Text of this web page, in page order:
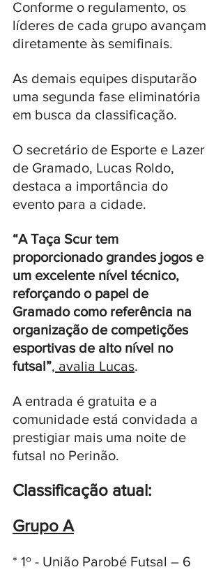
Conforme o regulamento, os
líderes de cada grupo avançam
diretamente às semifinais.
As demais equipes disputarão
uma segunda fase eliminatória
em busca da classificação.
O secretário de Esporte e Lazer
de Gramado, Lucas Roldo,
destaca a importância do
evento para a cidade.
“A Taça Scur tem
proporcionado grandes jogos e
um excelente nível técnico,
reforçando o papel de
Gramado como referência na
organização de competições
esportivas de alto nível no
futsal”, avalia Lucas.
A entrada é gratuita e a
comunidade está convidada a
prestigiar mais uma noite de
futsal no Perinão.
Classificação atual:
Grupo A
* 1º - União Parobé Futsal – 6